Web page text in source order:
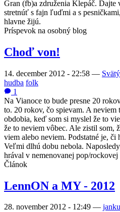
Gran (fb)a združenia Klepáč. Dajte
stretnúť s fajn ľuďmi a s
hlavne žijú.
Príspevok na osobný blog
Choď von!
14. december 2012 - 22:58 —
hudba folk
1
Na Vianoce to bude presne 20
to. 20 rokov, čo spievam. A
obdobia, keď som si myslel že to
že to neviem vôbec. Ale zistil som,
viem alebo neviem. Podstatné je, či
Veľmi dlhú dobu nebola.
hrával v nemenovanej pop/rockovej
Článok
LennON a MY - 2012
28. november 2012 - 12:49 — janku